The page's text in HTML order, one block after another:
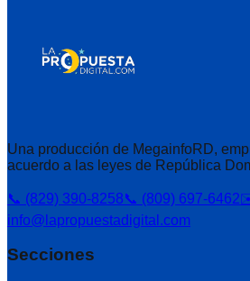
Una producción de MegainfoRD,
acuerdo a las leyes de República
📞 (829) 390-8258📞 (809) 697-6462
info@lapropuestadigital.com
Secciones